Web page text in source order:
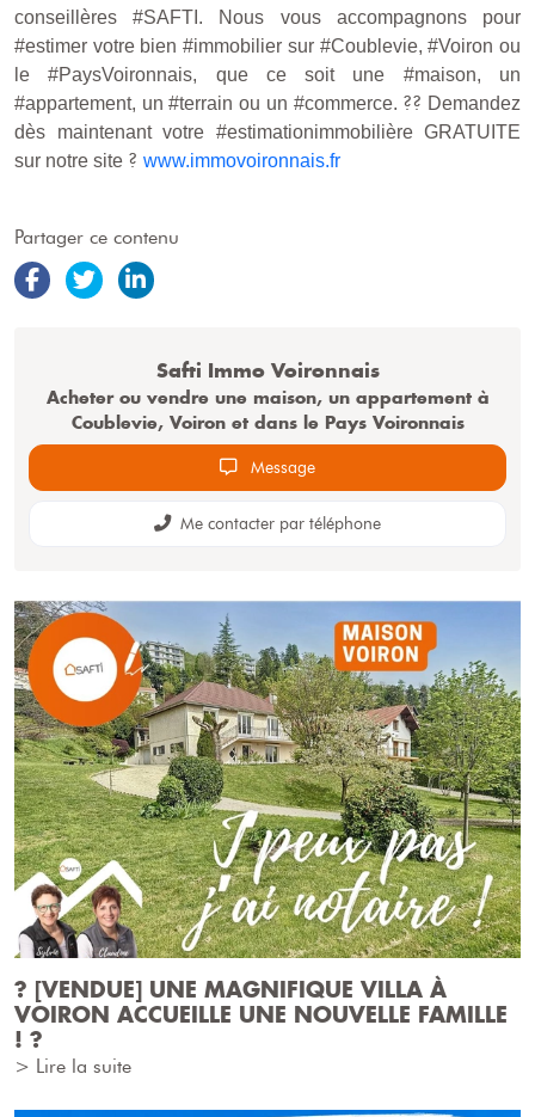
conseillères #SAFTI. Nous vous accompagnons pour
#estimer votre bien #immobilier sur #Coublevie, #Voiron ou
le #PaysVoironnais, que ce soit une #maison, un
#appartement, un #terrain ou un #commerce. ?? Demandez
dès maintenant votre #estimationimmobilière GRATUITE
sur notre site ? www.immovoironnais.fr
Partager ce contenu
Safti Immo Voironnais
Acheter ou vendre une maison, un appartement à
Coublevie, Voiron et dans le Pays Voironnais
Message
Me contacter par téléphone
? [VENDUE] UNE MAGNIFIQUE VILLA À
VOIRON ACCUEILLE UNE NOUVELLE FAMILLE
! ?
> Lire la suite